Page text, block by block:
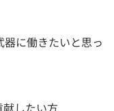
器に働きたいと思っ